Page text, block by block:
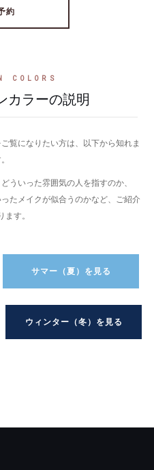
約
COLORS
カラーの説明
覧になりたい方は、以下から知れま
ういった雰囲気の人を指すのか、
たメイクが似合うのかなど、ご紹介
ます。
サマー（夏）を見る
ウィンター（冬）を見る